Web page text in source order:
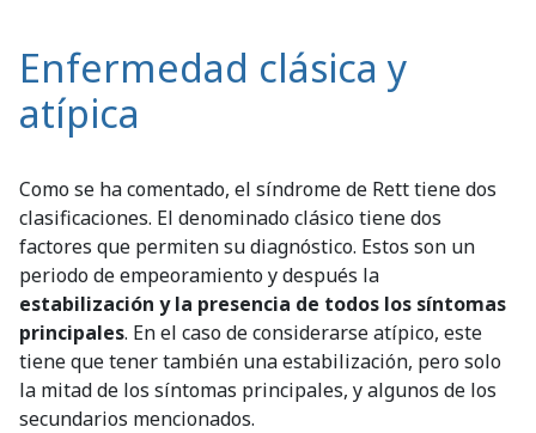
Enfermedad clásica y
atípica
Como se ha comentado, el síndrome de Rett tiene dos
clasificaciones. El denominado clásico tiene dos
factores que permiten su diagnóstico. Estos son un
periodo de empeoramiento y después la
estabilización y la presencia de todos los síntomas
principales. En el caso de considerarse atípico, este
tiene que tener también una estabilización, pero solo
la mitad de los síntomas principales, y algunos de los
secundarios mencionados.